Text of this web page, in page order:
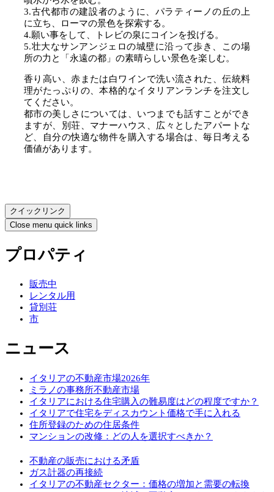
3.古代都市の建設者のように、パラティーノの丘の上
に立ち、ローマの景色を探索する。
4.願い事をして、トレビの泉にコインを投げる。
5.壮大なサンアンジェロの城壁に沿って歩き、この場
所の力と「永遠の都」の素晴らしい景色を楽しむ。
香り高い、赤または白ワインで洗い流された、伝統料
理がたっぷりの、本格的なイタリアンランチを注文し
てください。
都市の美しさについては、いつまでも話すことができ
ますが、別荘、マナーハウス、広々としたアパートな
ど、自分の快適な物件を購入する場合は、毎日考える
価値があります。
クイックリンク
Close menu quick links
プロパティ
販売中
レンタル用
貸別荘
市
ニュース
イタリアの不動産市場2026年
ミラノの事務所不動産市場
イタリアにおける住宅購入の難易度はどの程度ですか？
イタリアで住宅をディスカウント価格で手に入れる
住所登録のための住居条件
マンションの改修：どの人を選択すべきか？
不動産の販売における矛盾
ガス計器の再接続
イタリアの不動産セクター：価格の増加と需要の転換